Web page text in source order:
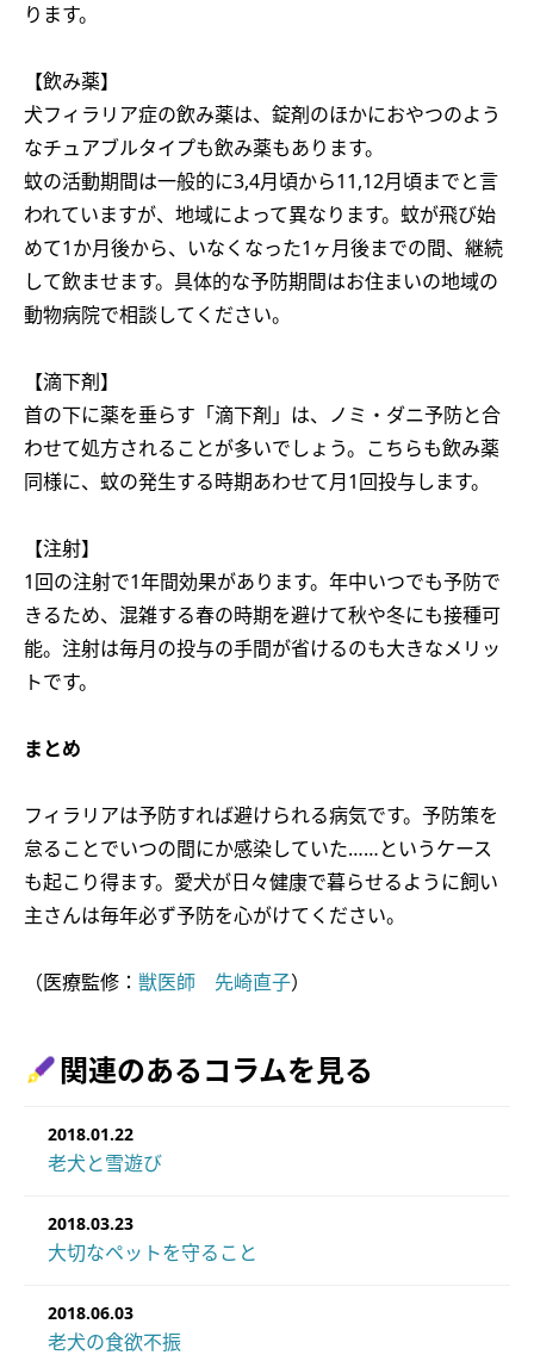
ります。
【飲み薬】
犬フィラリア症の飲み薬は、錠剤のほかにおやつのよう
なチュアブルタイプも飲み薬もあります。
蚊の活動期間は一般的に3,4月頃から11,12月頃までと言
われていますが、地域によって異なります。蚊が飛び始
めて1か月後から、いなくなった1ヶ月後までの間、継続
して飲ませます。具体的な予防期間はお住まいの地域の
動物病院で相談してください。
【滴下剤】
首の下に薬を垂らす「滴下剤」は、ノミ・ダニ予防と合
わせて処方されることが多いでしょう。こちらも飲み薬
同様に、蚊の発生する時期あわせて月1回投与します。
【注射】
1回の注射で1年間効果があります。年中いつでも予防で
きるため、混雑する春の時期を避けて秋や冬にも接種可
能。注射は毎月の投与の手間が省けるのも大きなメリッ
トです。
まとめ
フィラリアは予防すれば避けられる病気です。予防策を
怠ることでいつの間にか感染していた……というケース
も起こり得ます。愛犬が日々健康で暮らせるように飼い
主さんは毎年必ず予防を心がけてください。
（医療監修： 獣医師 先崎直子）
関連のあるコラムを見る
2018.01.22
老犬と雪遊び
2018.03.23
大切なペットを守ること
2018.06.03
老犬の食欲不振